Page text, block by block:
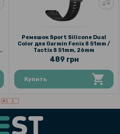
Ремешок Sport Silicone Dual
Color для Garmin Fenix 8 51mm /
Tactix 8 51mm, 26mm​​
489 грн
Купить